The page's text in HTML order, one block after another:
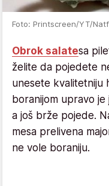
Foto: Printscreen/YT/
Obrok salatesa
želite da pojedete
unesete kvalitetniju
boranijom upravo
a još brže pojede.
mesa prelivena
ne vole boraniju.